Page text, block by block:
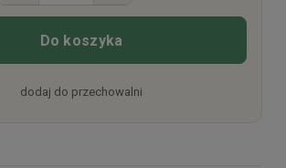
Do koszyka
dodaj do przechowalni